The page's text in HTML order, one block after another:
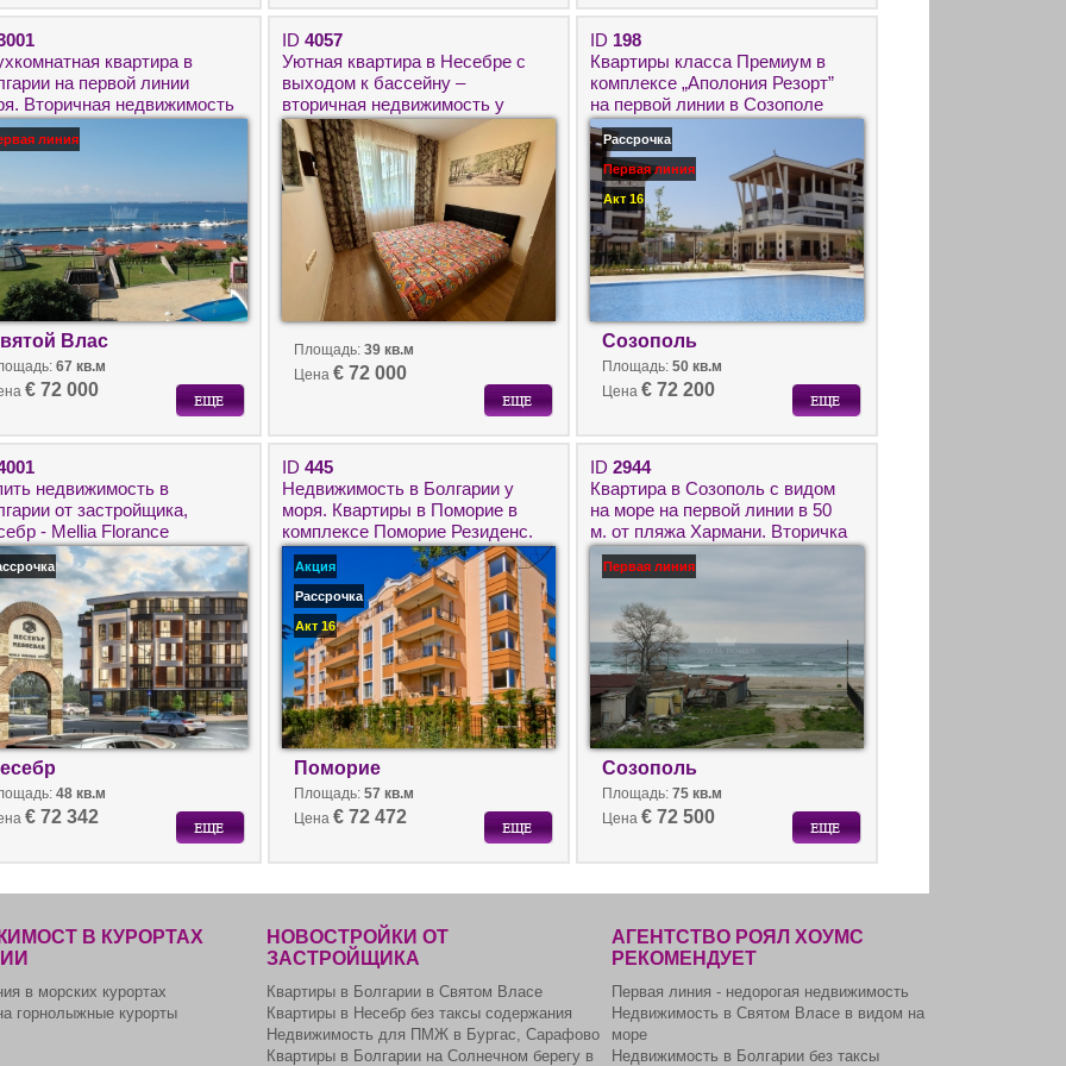
квартира в
на первой линии
Вторичная недвижимость
Святой Влас,
Диамант.
линия
Влас
67 кв.м
€ 72 000
ID 4057
Уютная квартира в Несебре с
выходом к бассейну –
вторичная недвижимость у
моря в Болгарии
Площадь: 39 кв.м
Цена € 72 000
ID 198
Квартиры класса Премиум в
комплексе „Аполония Резорт”
на первой линии в Созополе
Рассрочка
Первая линия
Акт 16
Созополь
Площадь: 50 кв.м
Цена € 72 200
недвижимость в
от застройщика,
- Mellia Florance
48 кв.м
€ 72 342
ID 445
Недвижимость в Болгарии у
моря. Квартиры в Поморие в
комплексе Поморие Резиденс.
Акция
Рассрочка
Акт 16
Поморие
Площадь: 57 кв.м
Цена € 72 472
ID 2944
Квартира в Созополь с видом
на море на первой линии в 50
м. от пляжа Хармани. Вторичка
в Болгарии для
круглогодичного проживания.
Первая линия
Созополь
Площадь: 75 кв.м
Цена € 72 500
В КУРОРТАХ
в морских курортах
горнолыжные курорты
НОВОСТРОЙКИ ОТ
ЗАСТРОЙЩИКА
Квартиры в Болгарии в Святом Власе
Квартиры в Несебр без таксы содержания
Недвижимость для ПМЖ в Бургас, Сарафово
Квартиры в Болгарии на Солнечном берегу в
АГЕНТСТВО РОЯЛ ХОУМС
РЕКОМЕНДУЕТ
Первая линия - недорогая недвижимость
Недвижимость в Святом Власе в видом на
море
Недвижимость в Болгарии без таксы